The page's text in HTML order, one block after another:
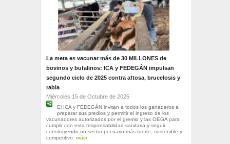
La meta es vacunar más de 30 MILLONES de
bovinos y bufalinos: ICA y FEDEGÁN impulsan
segundo ciclo de 2025 contra aftosa, brucelosis y
rabia
Miércoles 15 de Octubre de 2025
El ICA y FEDEGÁN invitan a todos los ganaderos a
preparar sus predios y permitir el ingreso de los
vacunadores autorizados por el gremio y las OEGA para
cumplir con esta responsabilidad sanitaria y seguir
construyendo un sector pecuario más fuerte, sostenible y
competitivo. más›